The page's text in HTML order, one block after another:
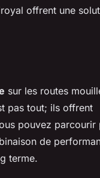
offrent une
sur les routes
pas tout; ils offrent
pouvez parcourir
de
terme.